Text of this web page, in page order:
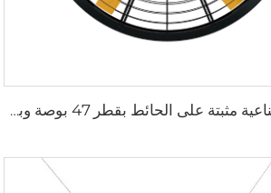
مروحة صناعية مثبتة على الحائط بقطر 47 بوصة وبمحرك PMSM نوع IE5 وجودة عالية